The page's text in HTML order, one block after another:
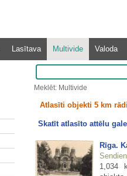
Lasītava Multivide Valoda
Meklēt: Multivide
Atlasīti objekti 5 km
Skatīt atlasīto attēlu
Rīga.
1,034